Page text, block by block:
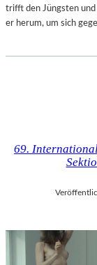
trifft den Jüngsten und
er herum, um sich
69.